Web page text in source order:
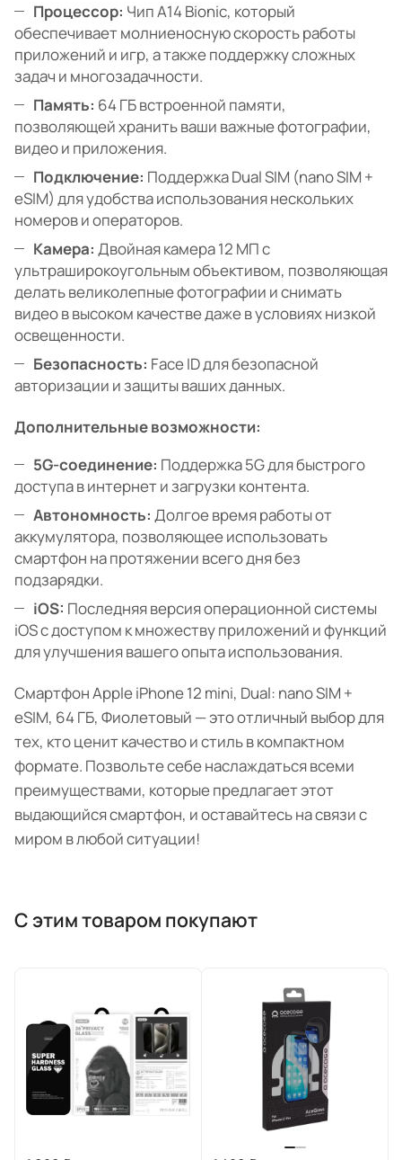
Процессор: Чип A14 Bionic, который
обеспечивает молниеносную скорость работы
приложений и игр, а также поддержку сложных
задач и многозадачности.
Память: 64 ГБ встроенной памяти,
позволяющей хранить ваши важные фотографии,
видео и приложения.
Подключение: Поддержка Dual SIM (nano SIM +
eSIM) для удобства использования нескольких
номеров и операторов.
Камера: Двойная камера 12 МП с
ультраширокоугольным объективом, позволяющая
делать великолепные фотографии и снимать
видео в высоком качестве даже в условиях низкой
освещенности.
Безопасность: Face ID для безопасной
авторизации и защиты ваших данных.
Дополнительные возможности:
5G-соединение: Поддержка 5G для быстрого
доступа в интернет и загрузки контента.
Автономность: Долгое время работы от
аккумулятора, позволяющее использовать
смартфон на протяжении всего дня без
подзарядки.
iOS: Последняя версия операционной системы
iOS с доступом к множеству приложений и функций
для улучшения вашего опыта использования.
Смартфон Apple iPhone 12 mini, Dual: nano SIM +
eSIM, 64 ГБ, Фиолетовый — это отличный выбор для
тех, кто ценит качество и стиль в компактном
формате. Позвольте себе наслаждаться всеми
преимуществами, которые предлагает этот
выдающийся смартфон, и оставайтесь на связи с
миром в любой ситуации!
С этим товаром покупают